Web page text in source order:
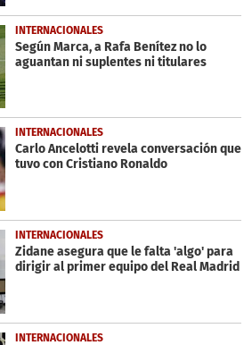
INTERNACIONALES
Según Marca, a Rafa Benítez no lo
aguantan ni suplentes ni titulares
INTERNACIONALES
Carlo Ancelotti revela conversación que
tuvo con Cristiano Ronaldo
INTERNACIONALES
Zidane asegura que le falta 'algo' para
dirigir al primer equipo del Real Madrid
INTERNACIONALES